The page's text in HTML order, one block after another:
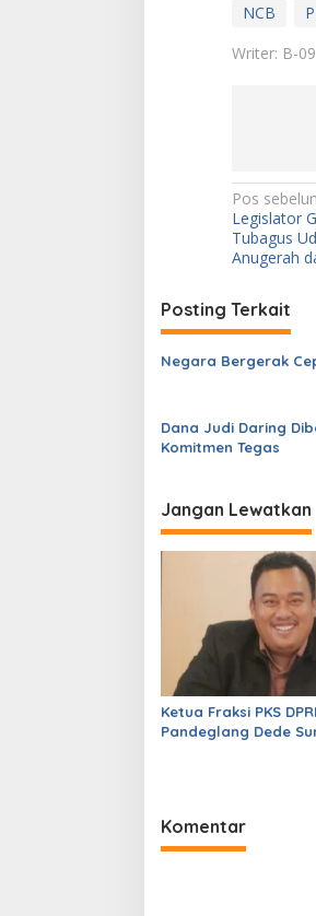
NCB
Writer: B-09
N
a
v
i
g
a
i
p
s
Pos
Legislator
Tubagus
Anugerah
Posting Terkait
Negara Bergerak
Dana Judi Daring
Komitmen Tegas
Jangan Lewatkan
Ketua Fraksi PKS
Pandeglang Dede
Komentar